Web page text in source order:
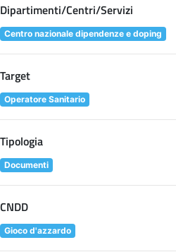
Dipartimenti/Centri/Servizi
Centro nazionale dipendenze e doping
Target
Operatore Sanitario
Tipologia
Documenti
CNDD
Gioco d'azzardo